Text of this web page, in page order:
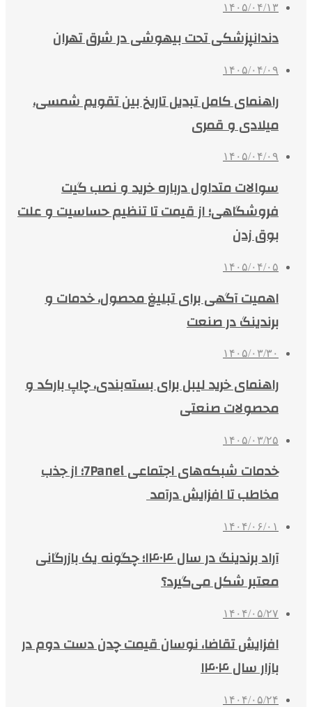
۱۴۰۵/۰۴/۱۳
دندانپزشکی تحت بیهوشی در شرق تهران
۱۴۰۵/۰۴/۰۹
راهنمای کامل تبدیل تاریخ بین تقویم شمسی،
میلادی و قمری
۱۴۰۵/۰۴/۰۹
سوالات متداول درباره خرید و نصب گیت
فروشگاهی؛ از قیمت تا تنظیم حساسیت و علت
بوق زدن
۱۴۰۵/۰۴/۰۵
اهمیت آگهی برای تبلیغ محصول، خدمات و
برندینگ در صنعت
۱۴۰۵/۰۳/۳۰
راهنمای خرید لیبل برای بسته‌بندی، چاپ بارکد و
محصولات صنعتی
۱۴۰۵/۰۳/۲۵
خدمات شبکه‌های اجتماعی 7Panel؛ از جذب
مخاطب تا افزایش درآمد
۱۴۰۴/۰۶/۰۱
آراد برندینگ در سال ۱۴۰۴؛ چگونه یک بازرگانی
معتبر شکل می‌گیرد؟
۱۴۰۴/۰۵/۲۷
افزایش تقاضا، نوسان قیمت چدن دست دوم در
بازار سال ۱۴۰۴
۱۴۰۴/۰۵/۲۴